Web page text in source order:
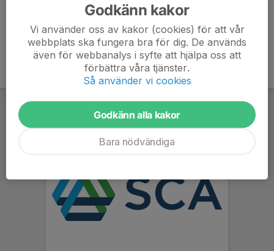
7. IFK Strömsund P15 0
Godkänn kakor
Vi använder oss av kakor (cookies) för att vår
webbplats ska fungera bra för dig. De används
även för webbanalys i syfte att hjälpa oss att
förbättra våra tjänster.
Så använder vi cookies
Godkänn alla kakor
Bara nödvändiga